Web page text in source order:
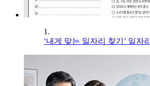
1.
‘내게 맞는 일자리 찾기’ 일자